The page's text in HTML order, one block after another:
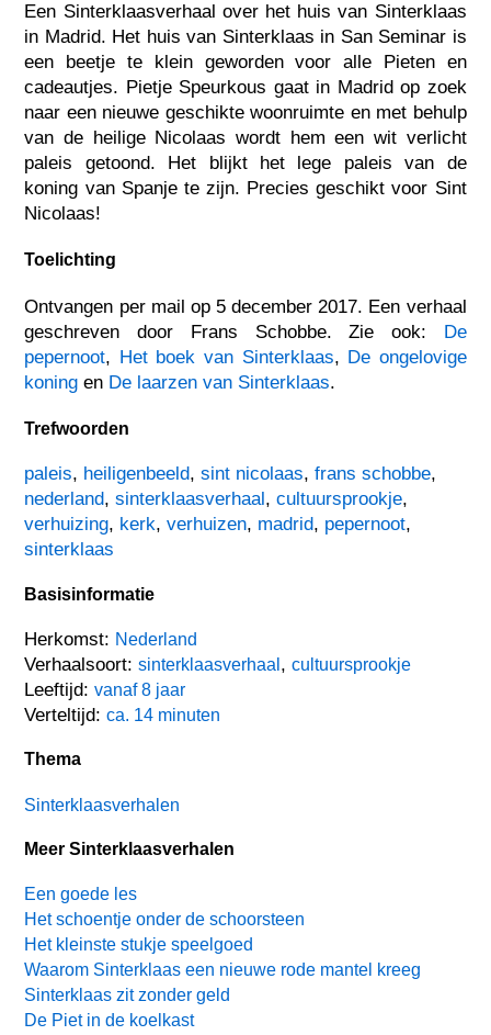
Een Sinterklaasverhaal over het huis van Sinterklaas
in Madrid. Het huis van Sinterklaas in San Seminar is
een beetje te klein geworden voor alle Pieten en
cadeautjes. Pietje Speurkous gaat in Madrid op zoek
naar een nieuwe geschikte woonruimte en met behulp
van de heilige Nicolaas wordt hem een wit verlicht
paleis getoond. Het blijkt het lege paleis van de
koning van Spanje te zijn. Precies geschikt voor Sint
Nicolaas!
Toelichting
Ontvangen per mail op 5 december 2017. Een verhaal
geschreven door Frans Schobbe. Zie ook:
De
pepernoot, Het boek van Sinterklaas, De ongelovige
koning en De laarzen van Sinterklaas.
Trefwoorden
paleis, heiligenbeeld,sint nicolaas,frans schobbe,
nederland,sinterklaasverhaal ,cultuursprookje,
verhuizing, kerk,verhuizen, madrid, pepernoot,
sinterklaas
Basisinformatie
Herkomst: Nederland
Verhaalsoort:sinterklaasverhaal ,cultuursprookje
Leeftijd:vanaf 8 jaar
Verteltijd:ca. 14 minuten
Thema
Sinterklaasverhalen
Meer Sinterklaasverhalen
Een goede les
Het schoentje onder de schoorsteen
Het kleinste stukje speelgoed
Waarom Sinterklaas een nieuwe rode mantel kreeg
Sinterklaas zit zonder geld
De Piet in de koelkast